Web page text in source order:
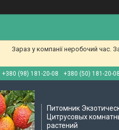
Зараз у компанії неробочий
+380 (98) 181-20-08 +380 (50) 181-20-08
Питомник
Цитрусовых
растений